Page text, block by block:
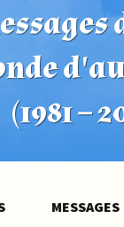
(1981 –
MESSAGES